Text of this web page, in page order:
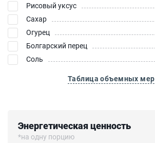
Рисовый уксус
Сахар
Огурец
Болгарский перец
Соль
Таблица объемных мер
Энергетическая ценность
*на одну порцию